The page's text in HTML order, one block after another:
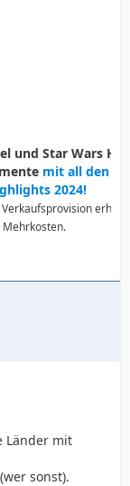
und Star Wars
mit all den
2024!
Länder mit
sonst).